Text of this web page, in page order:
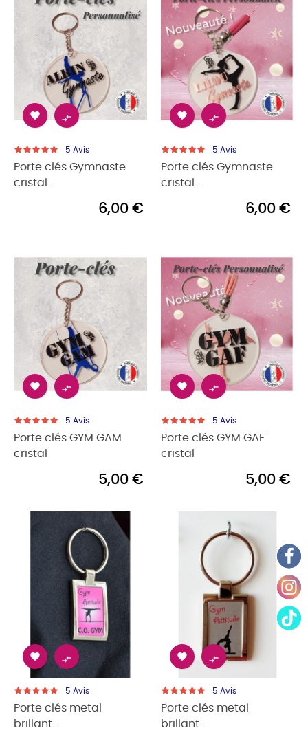
 
5 Avis
Porte clés Gymnaste
cristal...
6,00 €
 
5 Avis
Porte clés Gymnaste
cristal...
6,00 €
 
5 Avis
Porte clés GYM GAM
cristal
5,00 €
 
5 Avis
Porte clés GYM GAF
cristal
5,00 €
 
5 Avis
Porte clés metal
brillant...
 
5 Avis
Porte clés metal
brillant...